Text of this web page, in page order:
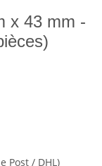
x 43 mm -
Post / DHL)